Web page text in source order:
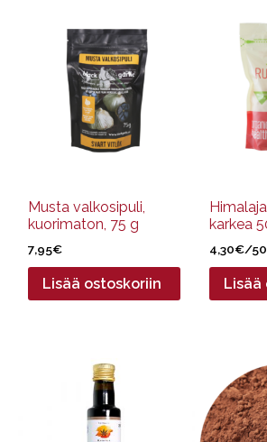
Musta valkosipuli,
kuorimaton, 75 g
7,95€
Lisää ostoskoriin
karkea
4,30€/
Lisää
tuotteella
on
useampi